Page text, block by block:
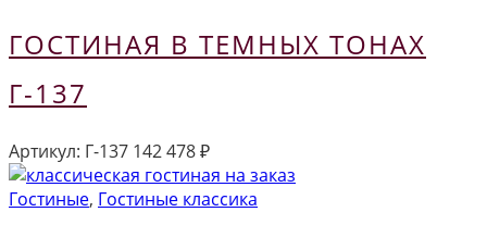
ГОСТИНАЯ В ТЕМНЫХ ТОНАХ
Г-137
Артикул: Г-137 142 478₽
Гостиные, Гостиные классика